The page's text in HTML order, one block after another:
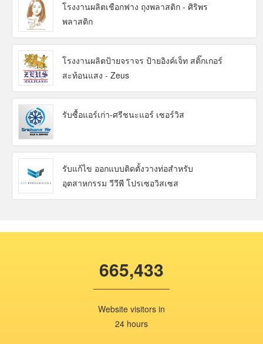
โรงงานผลิตเชือกฟาง ถุงพลาสติก - ศิริพร
พลาสติก
โรงงานผลิตป้ายจราจร ป้ายอิงค์เจ็ท สติ๊กเกอร์
สะท้อนแสง - Zeus
รับซื้อแอร์เก่า-ศรีชนะแอร์ เซอร์วิส
รับแก้ไข ออกแบบติดตั้งวางท่อสำหรับ
อุตสาหกรรม วีวีพี โปรเซอวิสเซส
665,433
Website visitors in
24 hours